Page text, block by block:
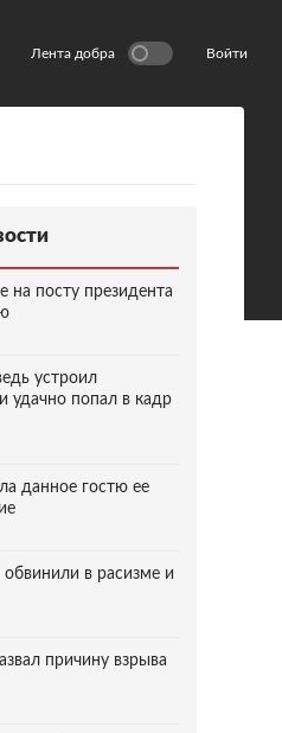
Лента добра Войти
на посту президента
устроил
удачно попал в кадр
данное гостю ее
обвинили в расизме и
причину взрыва